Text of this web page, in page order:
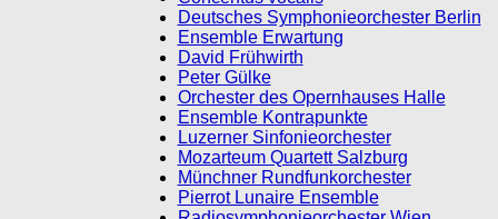
Deutsches Symphonieorchester Berlin
Ensemble Erwartung
David Frühwirth
Peter Gülke
Orchester des Opernhauses Halle
Ensemble Kontrapunkte
Luzerner Sinfonieorchester
Mozarteum Quartett Salzburg
Münchner Rundfunkorchester
Pierrot Lunaire Ensemble